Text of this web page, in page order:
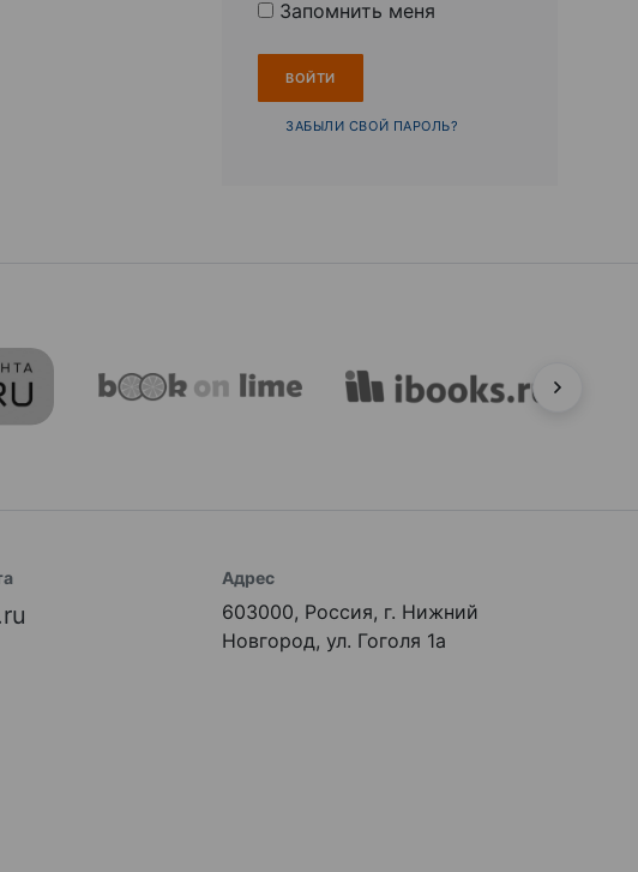
Запомнить меня
ЗАБЫЛИ СВОЙ ПАРОЛЬ?
Адрес
603000, Россия, г. Нижний
Новгород, ул. Гоголя 1а